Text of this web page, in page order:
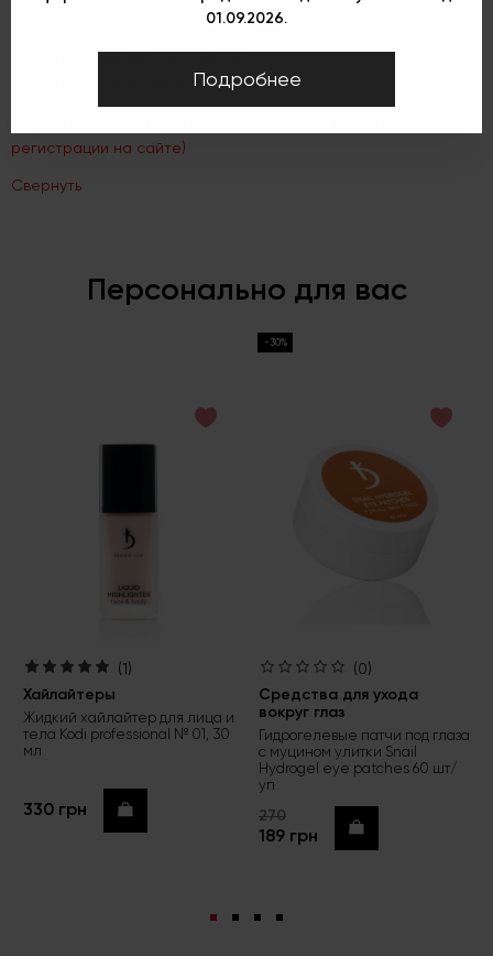
Цвет: серый с логотипом;
Доступные размеры: M, L, XL.
регистрации на сайте)
Свернуть
Персонально для вас
(1)
Хайлайтеры
Жидкий хайлайтер для лица и
тела Kodi professional № 01, 30
мл
330 грн Купить
-30%
(0)
Средства для ухода
вокруг глаз
Гидрогелевые патчи под глаза
с муцином улитки Snail
Hydrogel eye patches 60 шт/
уп
270
189 грн Купить
01.09.2026.
Подробнее